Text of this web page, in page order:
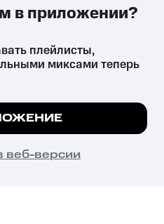
причиняет вред здоровью,
и влечёт установленную
на сайте все
плейлисты,
миксами теперь
веб-версии